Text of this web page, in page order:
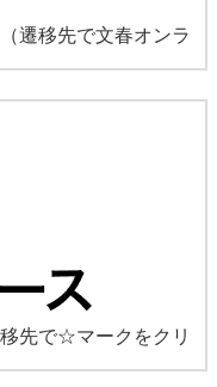
（遷移先で文春オンラ
移先で☆マークをクリ